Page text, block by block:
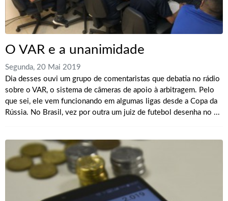
O VAR e a unanimidade
Segunda, 20 Mai 2019
Dia desses ouvi um grupo de comentaristas que debatia no rádio
sobre o VAR, o sistema de câmeras de apoio à arbitragem. Pelo
que sei, ele vem funcionando em algumas ligas desde a Copa da
Rússia. No Brasil, vez por outra um juiz de futebol desenha no ...